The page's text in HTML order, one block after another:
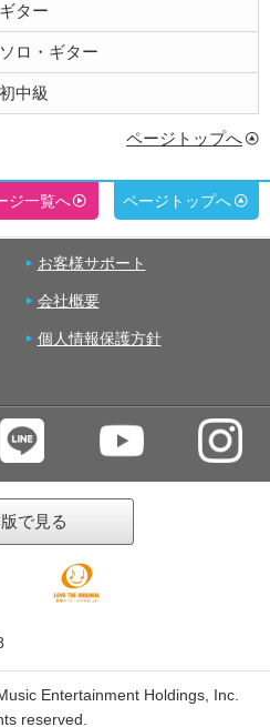
ギター
ソロ・ギター
初中級
ページトップへ
ジ一覧へ ページトップへ
お客様サポート
会社概要
個人情報保護方針
で見る
Entertainment Holdings, Inc.
reserved.